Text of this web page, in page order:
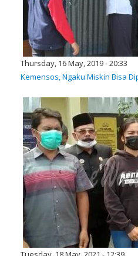
Thursday, 16 May, 2019 - 20:33
Kemensos, Ngaku Miskin Bisa